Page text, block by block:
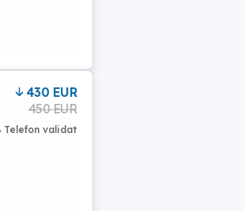
430 EUR
450 EUR
Telefon validat